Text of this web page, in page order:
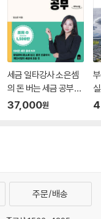
세금 일타강사 소은셈
의 돈 버는 세금 공부
(큰글자도서)
37,000원
주문/배송